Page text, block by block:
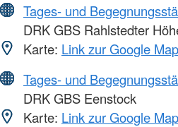
Tages- und
DRK GBS Rahlstedter
Karte: Link zur Google
Tages- und
DRK GBS Eenstock
Karte: Link zur Google